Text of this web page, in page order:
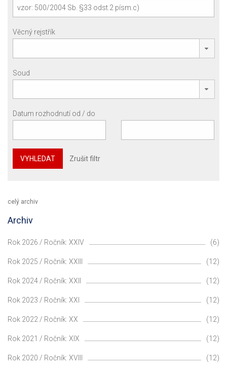
Věcný rejstřík
Soud
Datum rozhodnutí od / do
VYHLEDAT Zrušit filtr
celý archiv
Archiv
Rok 2026 / Ročník: XXIV (6)
Rok 2025 / Ročník: XXIII (12)
Rok 2024 / Ročník: XXII (12)
Rok 2023 / Ročník: XXI (12)
Rok 2022 / Ročník: XX (12)
Rok 2021 / Ročník: XIX (12)
Rok 2020 / Ročník: XVIII (12)